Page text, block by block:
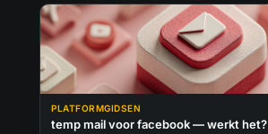
PLATFORMGIDSEN
temp mail voor facebook — werkt het?